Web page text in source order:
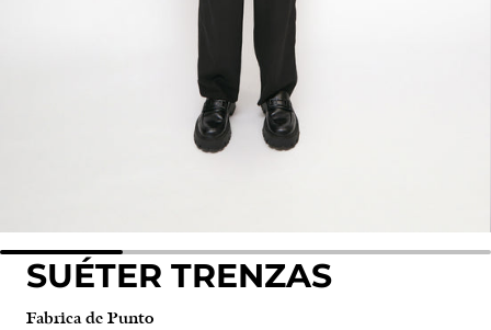
SUÉTER TRENZAS
Fabrica de Punto